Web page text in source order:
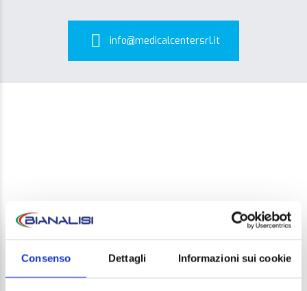
Consenso Dettagli Informazioni sui cookie
info@medicalcentersrl.it
LEAVE A REPLY
Your email address will not be published. Required